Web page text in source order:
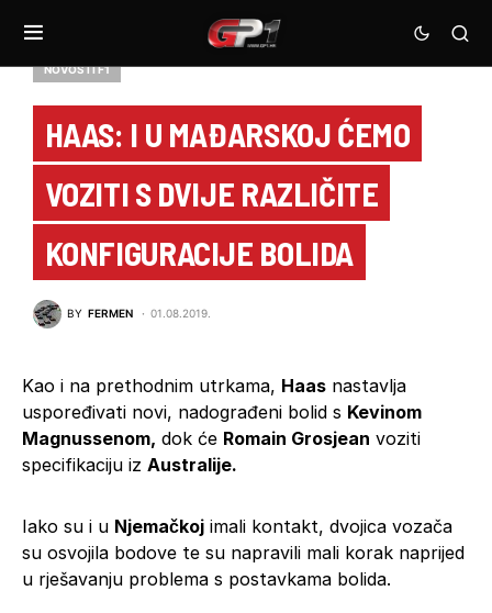
NOVOSTI F1
HAAS: I U MAĐARSKOJ ĆEMO
VOZITI S DVIJE RAZLIČITE
KONFIGURACIJE BOLIDA
BY FERMEN 01.08.2019.
Kao i na prethodnim utrkama, Haas nastavlja
uspoređivati novi, nadograđeni bolid s Kevinom
Magnussenom, dok će Romain Grosjean voziti
specifikaciju iz Australije.
Iako su i u Njemačkoj imali kontakt, dvojica vozača
su osvojila bodove te su napravili mali korak naprijed
u rješavanju problema s postavkama bolida.